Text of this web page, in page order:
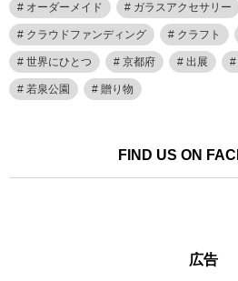
オーダーメイド ガラスアクセサリー
クラウドファンディング クラフト
世界にひとつ 京都府 出展
若泉公園 贈り物
FIND US ON
広告